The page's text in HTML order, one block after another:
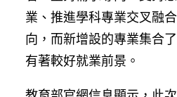
業、推進學科專業交叉融
向，而新增設的專業集合
有著較好就業前景。